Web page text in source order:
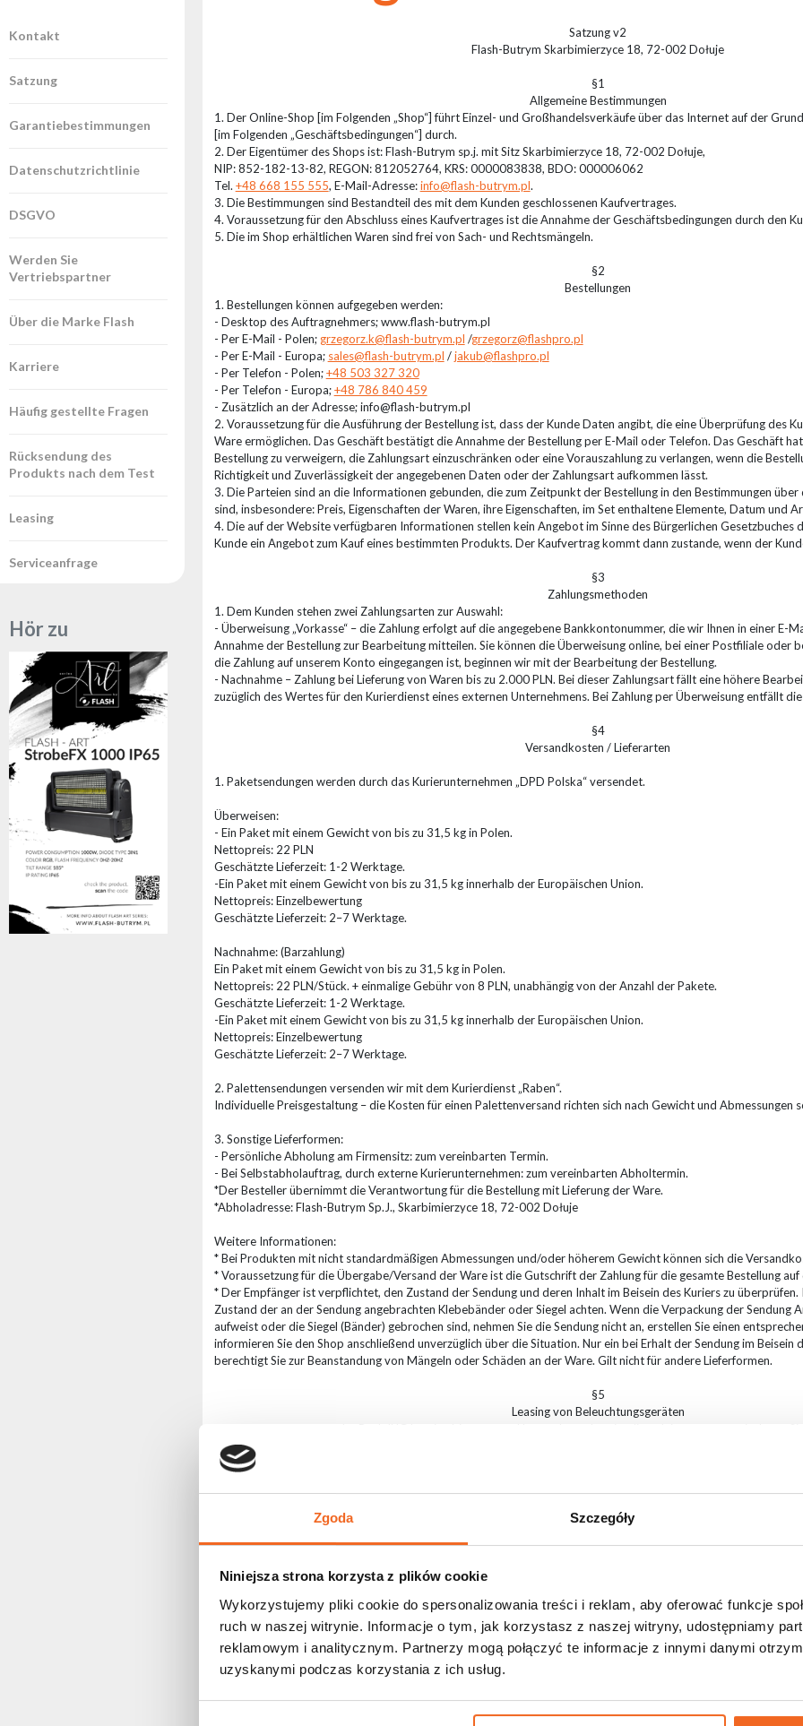
Zgoda Szczegóły
Niniejsza strona korzysta z plików cookie
Wykorzystujemy pliki cookie do spersonalizowania treści i reklam, aby oferować funkcje
ruch w naszej witrynie. Informacje o tym, jak korzystasz z naszej witryny, udostępniamy
reklamowym i analitycznym. Partnerzy mogą połączyć te informacje z innymi danymi
uzyskanymi podczas korzystania z ich usług.
Ausstellungsbeleuchtung
Leitlichter
Retro
Controller
Produktarchiv
Kontakt
Satzung
Garantiebestimmungen
Datenschutzrichtlinie
DSGVO
Werden Sie
Vertriebspartner
Über die Marke Flash
Karriere
Häufig gestellte Fragen
Rücksendung des
Produkts nach dem Test
Leasing
Serviceanfrage
Hör zu
Satzung v2
Flash-Butrym Skarbimierzyce 18, 72-002 Dołuje
§1
Allgemeine Bestimmungen
1. Der Online-Shop [im Folgenden „Shop“] führt Einzel- und Großhandelsverkäufe über das Internet auf der
[im Folgenden „Geschäftsbedingungen“] durch.
2. Der Eigentümer des Shops ist: Flash-Butrym sp.j. mit Sitz Skarbimierzyce 18, 72-002 Dołuje,
NIP: 852-182-13-82, REGON: 812052764, KRS: 0000083838, BDO: 000006062
Tel. +48 668 155 555, E-Mail-Adresse:info@flash-butrym.pl.
3. Die Bestimmungen sind Bestandteil des mit dem Kunden geschlossenen Kaufvertrages.
4. Voraussetzung für den Abschluss eines Kaufvertrages ist die Annahme der Geschäftsbedingungen durch den
5. Die im Shop erhältlichen Waren sind frei von Sach- und Rechtsmängeln.
§2
Bestellungen
1. Bestellungen können aufgegeben werden:
- Desktop des Auftragnehmers; www.flash-butrym.pl
- Per E-Mail - Polen; grzegorz.k@flash-butrym.pl /grzegorz@flashpro.pl
- Per E-Mail - Europa; sales@flash-butrym.pl /jakub@flashpro.pl
- Per Telefon - Polen;+48 503 327 320
- Per Telefon - Europa;+48 786 840 459
- Zusätzlich an der Adresse; info@flash-butrym.pl
2. Voraussetzung für die Ausführung der Bestellung ist, dass der Kunde Daten angibt, die eine Überprüfung des
Ware ermöglichen. Das Geschäft bestätigt die Annahme der Bestellung per E-Mail oder Telefon. Das Geschäft
Bestellung zu verweigern, die Zahlungsart einzuschränken oder eine Vorauszahlung zu verlangen, wenn die
Richtigkeit und Zuverlässigkeit der angegebenen Daten oder der Zahlungsart aufkommen lässt.
3. Die Parteien sind an die Informationen gebunden, die zum Zeitpunkt der Bestellung in den Bestimmungen
sind, insbesondere: Preis, Eigenschaften der Waren, ihre Eigenschaften, im Set enthaltene Elemente, Datum und
4. Die auf der Website verfügbaren Informationen stellen kein Angebot im Sinne des Bürgerlichen Gesetzbuches
Kunde ein Angebot zum Kauf eines bestimmten Produkts. Der Kaufvertrag kommt dann zustande, wenn der
§3
Zahlungsmethoden
1. Dem Kunden stehen zwei Zahlungsarten zur Auswahl:
- Überweisung „Vorkasse“ – die Zahlung erfolgt auf die angegebene Bankkontonummer, die wir Ihnen in einer E-
Annahme der Bestellung zur Bearbeitung mitteilen. Sie können die Überweisung online, bei einer Postfiliale oder
die Zahlung auf unserem Konto eingegangen ist, beginnen wir mit der Bearbeitung der Bestellung.
- Nachnahme – Zahlung bei Lieferung von Waren bis zu 2.000 PLN. Bei dieser Zahlungsart fällt eine höhere
zuzüglich des Wertes für den Kurierdienst eines externen Unternehmens. Bei Zahlung per Überweisung entfällt
§4
Versandkosten / Lieferarten
1. Paketsendungen werden durch das Kurierunternehmen „DPD Polska“ versendet.
Überweisen:
- Ein Paket mit einem Gewicht von bis zu 31,5 kg in Polen.
Nettopreis: 22 PLN
Geschätzte Lieferzeit: 1-2 Werktage.
-Ein Paket mit einem Gewicht von bis zu 31,5 kg innerhalb der Europäischen Union.
Nettopreis: Einzelbewertung
Geschätzte Lieferzeit: 2–7 Werktage.
Nachnahme: (Barzahlung)
Ein Paket mit einem Gewicht von bis zu 31,5 kg in Polen.
Nettopreis: 22 PLN/Stück. + einmalige Gebühr von 8 PLN, unabhängig von der Anzahl der Pakete.
Geschätzte Lieferzeit: 1-2 Werktage.
-Ein Paket mit einem Gewicht von bis zu 31,5 kg innerhalb der Europäischen Union.
Nettopreis: Einzelbewertung
Geschätzte Lieferzeit: 2–7 Werktage.
2. Palettensendungen versenden wir mit dem Kurierdienst „Raben“.
Individuelle Preisgestaltung – die Kosten für einen Palettenversand richten sich nach Gewicht und Abmessungen
3. Sonstige Lieferformen:
- Persönliche Abholung am Firmensitz: zum vereinbarten Termin.
- Bei Selbstabholauftrag, durch externe Kurierunternehmen: zum vereinbarten Abholtermin.
*Der Besteller übernimmt die Verantwortung für die Bestellung mit Lieferung der Ware.
*Abholadresse: Flash-Butrym Sp.J., Skarbimierzyce 18, 72-002 Dołuje
Weitere Informationen:
* Bei Produkten mit nicht standardmäßigen Abmessungen und/oder höherem Gewicht können sich die
* Voraussetzung für die Übergabe/Versand der Ware ist die Gutschrift der Zahlung für die gesamte Bestellung
* Der Empfänger ist verpflichtet, den Zustand der Sendung und deren Inhalt im Beisein des Kuriers zu
Zustand der an der Sendung angebrachten Klebebänder oder Siegel achten. Wenn die Verpackung der Sendung
aufweist oder die Siegel (Bänder) gebrochen sind, nehmen Sie die Sendung nicht an, erstellen Sie einen
informieren Sie den Shop anschließend unverzüglich über die Situation. Nur ein bei Erhalt der Sendung im Beisein
berechtigt Sie zur Beanstandung von Mängeln oder Schäden an der Ware. Gilt nicht für andere Lieferformen.
§5
Leasing von Beleuchtungsgeräten
Geräten finanzieren können, die Sie für den Betrieb Ihres Unternehmens benötigen.
Unsere Leasinglösungen zeichnen sich durch attraktive Raten, vereinfachtes Antragsverfahren und schnelle
über die verfügbaren Leasingoptionen zu erfahren und das Angebot zu nutzen, das Ihren Erwartungen am besten
Grundlegende Informationen:
Eigene Anzahlung – mindestens 10 %,
Rückzahlungswert - 0,1 % bis 20 %,
Rufen Sie an:
tel. +48 668 155 555 oder senden Sie eine Anfrage an die E-Mail-Adresse: info@flash-butrym
§6
Bearbeitungszeit der Bestellung / Verfügbarkeit
Die Wartezeit für die Sendung umfasst die Bearbeitungszeit der Bestellung im Geschäft und die Zeit der
übernimmt. Die Wartezeit für die Sendung hängt von der gewählten Versandart ab: Wartezeit = Bearbeitungszeit
Die Bearbeitungszeit der bei Flash-Butrym Sp.J. aufgegebenen Bestellungen beträgt hängt von der